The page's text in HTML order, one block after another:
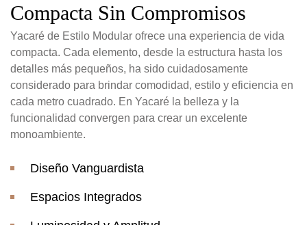
Compacta Sin Compromisos
Yacaré de Estilo Modular ofrece una experiencia de vida
compacta. Cada elemento, desde la estructura hasta los
detalles más pequeños, ha sido cuidadosamente
considerado para brindar comodidad, estilo y eficiencia en
cada metro cuadrado. En Yacaré la belleza y la
funcionalidad convergen para crear un excelente
monoambiente.
Diseño Vanguardista
Espacios Integrados